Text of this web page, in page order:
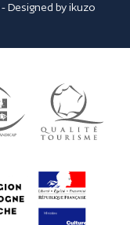
- Designed byikuzo